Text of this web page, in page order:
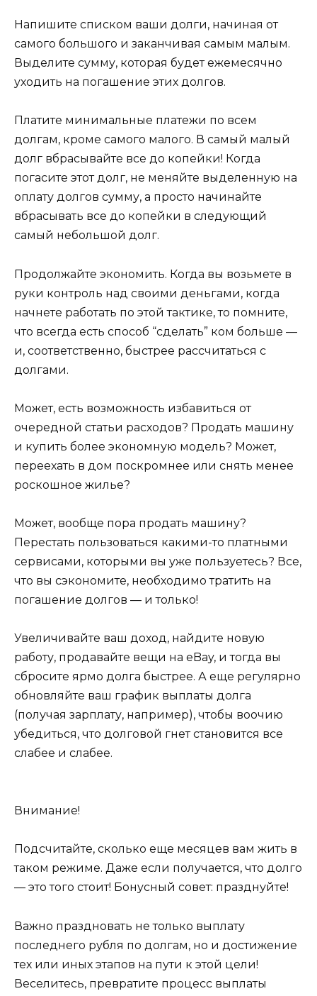
Напишите списком ваши долги, начиная от
самого большого и заканчивая самым малым.
Выделите сумму, которая будет ежемесячно
уходить на погашение этих долгов.
Платите минимальные платежи по всем
долгам, кроме самого малого. В самый малый
долг вбрасывайте все до копейки! Когда
погасите этот долг, не меняйте выделенную на
оплату долгов сумму, а просто начинайте
вбрасывать все до копейки в следующий
самый небольшой долг.
Продолжайте экономить. Когда вы возьмете в
руки контроль над своими деньгами, когда
начнете работать по этой тактике, то помните,
что всегда есть способ “сделать” ком больше —
и, соответственно, быстрее рассчитаться с
долгами.
Может, есть возможность избавиться от
очередной статьи расходов? Продать машину
и купить более экономную модель? Может,
переехать в дом поскромнее или снять менее
роскошное жилье?
Может, вообще пора продать машину?
Перестать пользоваться какими-то платными
сервисами, которыми вы уже пользуетесь? Все,
что вы сэкономите, необходимо тратить на
погашение долгов — и только!
Увеличивайте ваш доход, найдите новую
работу, продавайте вещи на eBay, и тогда вы
сбросите ярмо долга быстрее. А еще регулярно
обновляйте ваш график выплаты долга
(получая зарплату, например), чтобы воочию
убедиться, что долговой гнет становится все
слабее и слабее.
Внимание!
Подсчитайте, сколько еще месяцев вам жить в
таком режиме. Даже если получается, что долго
— это того стоит! Бонусный совет: празднуйте!
Важно праздновать не только выплату
последнего рубля по долгам, но и достижение
тех или иных этапов на пути к этой цели!
Веселитесь, превратите процесс выплаты